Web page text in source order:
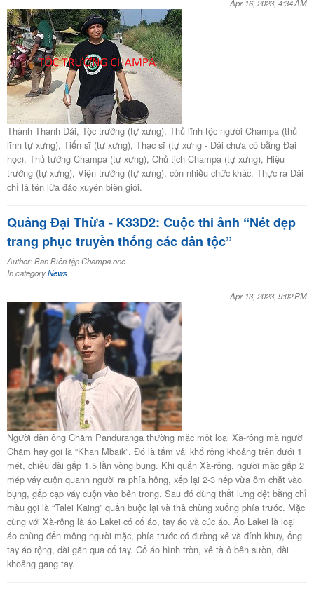
Apr 16, 2023, 4:34 AM
Thành Thanh Dải, Tộc trưởng (tự xưng), Thủ lĩnh tộc người Champa (thủ
lĩnh tự xưng), Tiến sĩ (tự xưng), Thạc sĩ (tự xưng - Dải chưa có bằng Đại
học), Thủ tướng Champa (tự xưng), Chủ tịch Champa (tự xưng), Hiệu
trưởng (tự xưng), Viện trưởng (tự xưng), còn nhiều chức khác. Thực ra Dải
chỉ là tên lừa đảo xuyên biên giới.
Quảng Đại Thừa - K33D2: Cuộc thi ảnh “Nét đẹp
trang phục truyền thống các dân tộc”
Author: Ban Biên tập Champa.one
In categoryNews
Apr 13, 2023, 9:02 PM
Người đàn ông Chăm Panduranga thường mặc một loại Xà-rông mà người
Chăm hay gọi là “Khan Mbaik”. Đó là tấm vải khổ rộng khoảng trên dưới 1
mét, chiều dài gấp 1.5 lần vòng bụng. Khi quấn Xà-rông, người mặc gấp 2
mép váy cuộn quanh người ra phía hông, xếp lại 2-3 nếp vừa ôm chặt vào
bụng, gấp cạp váy cuộn vào bên trong. Sau đó dùng thắt lưng dệt bằng chỉ
màu gọi là “Talei Kaing” quấn buộc lại và thả chùng xuống phía trước. Mặc
cùng với Xà-rông là áo Lakei có cổ áo, tay áo và cúc áo. Áo Lakei là loại
áo chùng đến mông người mặc, phía trước có đường xẻ và đính khuy, ống
tay áo rộng, dài gần qua cổ tay. Cổ áo hình tròn, xẻ tà ở bên sườn, dài
khoảng gang tay.